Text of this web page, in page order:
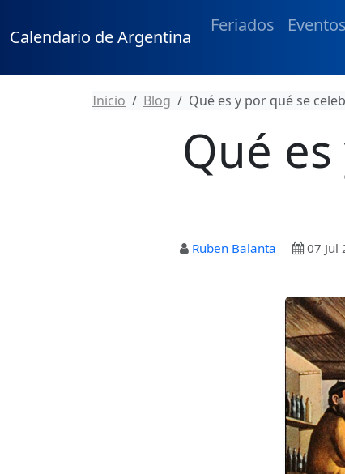
Calendario de Argentina
Feriados Eventos
Inicio Blog Qué es y por qué se
Qué
Ruben Balanta 07 Jul